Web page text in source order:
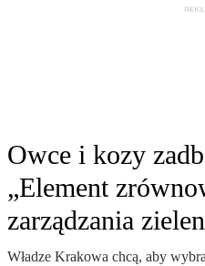
Owce i kozy
„Element
zarządzania
Władze Krakowa chcą, aby